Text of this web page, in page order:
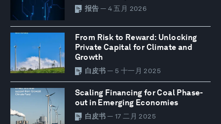
报告 — 4 五月 2026
From Risk to Reward: Unlocking
Private Capital for Climate and
Growth
白皮书 — 5 十一月 2025
Scaling Financing for Coal Phase-
out in Emerging Economies
白皮书 — 17 二月 2025